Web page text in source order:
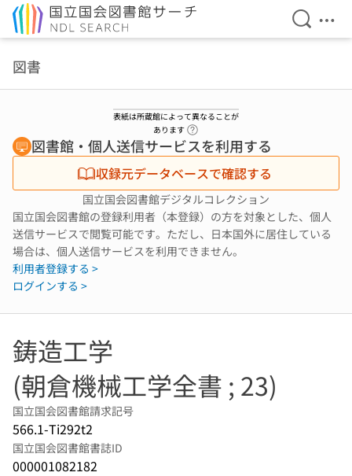
検索を
メ
図書
表紙は所蔵館によって異なることが
あります
図書館・個人送信サービスを利用する
収録元データベースで確認する
国立国会図書館デジタルコレクション
国立国会図書館の登録利用者（本登録）の方を対象とした、個人
送信サービスで閲覧可能です。ただし、日本国外に居住している
場合は、個人送信サービスを利用できません。
利用者登録する >
ログインする >
鋳造工学
(朝倉機械工学全書 ; 23)
国立国会図書館請求記号
566.1-Ti292t2
国立国会図書館書誌ID
000001082182